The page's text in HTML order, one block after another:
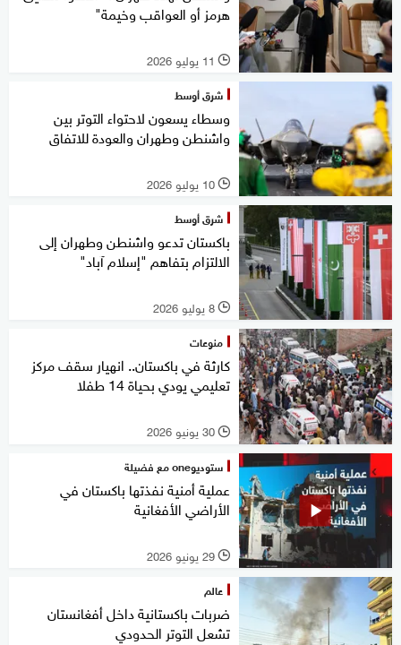
هرمز أو العواقب وخيمة"
l 11 يوليو 2026
شرق أوسط
وسطاء يسعون لاحتواء التوتر بين
واشنطن وطهران والعودة للاتفاق
l 10 يوليو 2026
شرق أوسط
باكستان تدعو واشنطن وطهران إلى
الالتزام بتفاهم "إسلام آباد"
l 8 يوليو 2026
منوعات
كارثة في باكستان.. انهيار سقف مركز
تعليمي يودي بحياة 14 طفلا
l 30 يونيو 2026
ستوديوone مع فضيلة
عملية أمنية نفذتها باكستان في
الأراضي الأفغانية
l 29 يونيو 2026
عالم
ضربات باكستانية داخل أفغانستان
تشعل التوتر الحدودي